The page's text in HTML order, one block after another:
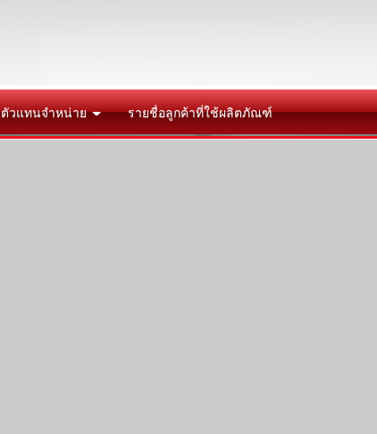
ตัวแทนจำหน่าย รายชื่อลูกค้าที่ใช้ผลิตภัณฑ์